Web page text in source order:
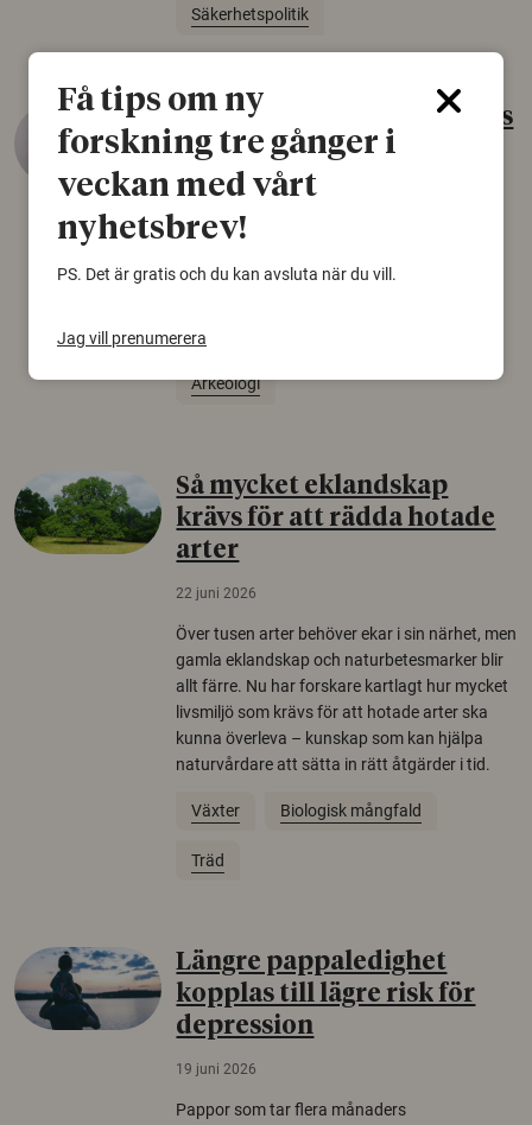
Säkerhetspolitik
Gammalt skinn var Sveriges
äldsta sko
22 juni 2026
Det som arkeologer länge trodde var en
gammal sko. Fyndet bär spår av romerskt
Norden.
Arkeologi
Så mycket eklandskap
krävs för att rädda hotade
arter
22 juni 2026
Över tusen arter behöver ekar i sin närhet, men
gamla eklandskap och naturbetesmarker blir
allt färre. Nu har forskare kartlagt hur mycket
livsmiljö som krävs för att hotade arter ska
kunna överleva – kunskap som kan hjälpa
naturvårdare att sätta in rätt åtgärder i tid.
Växter Biologisk mångfald
Träd
Längre pappaledighet
kopplas till lägre risk för
depression
19 juni 2026
Pappor som tar flera månaders
Få tips om ny
forskning tre gånger i
veckan med vårt
nyhetsbrev!
PS. Det är gratis och du kan avsluta när du vill.
Jag vill prenumerera